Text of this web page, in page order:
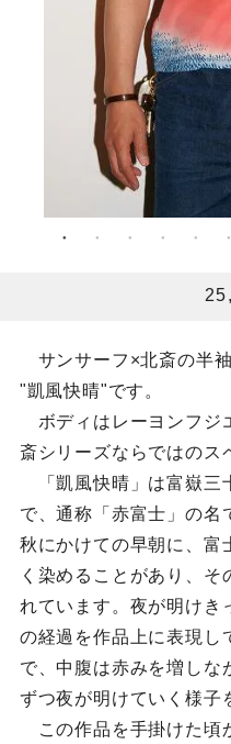
サンサーフ×北斎の半
"凱風快晴"です。
ボディはレーヨンフジ
斎シリーズならではのス
「凱風快晴」は富嶽三
で、通称「赤富士」の名
秋にかけての早朝に、富
く染めることがあり、そ
れています。夜が明けき
の経過を作品上に表現し
で、中腹は赤みを増しな
ずつ夜が明けていく様子
この作品を手掛けた頃